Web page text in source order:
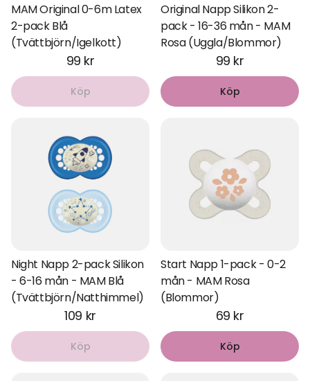
MAM Original 0-6m Latex
2-pack Blå
(Tvättbjörn/Igelkott)
99 kr
Köp
Original Napp Silikon 2-
pack - 16-36 mån - MAM
Rosa (Uggla/Blommor)
99 kr
Köp
Night Napp 2-pack Silikon
- 6-16 mån - MAM Blå
(Tvättbjörn/Natthimmel)
109 kr
Köp
Start Napp 1-pack - 0-2
mån - MAM Rosa
(Blommor)
69 kr
Köp